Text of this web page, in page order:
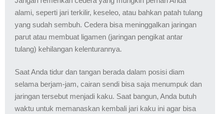
alami, seperti jari terkilir, keseleo, atau bahkan patah tulang
yang sudah sembuh. Cedera bisa meninggalkan jaringan
parut atau membuat ligamen (jaringan pengikat antar
tulang) kehilangan kelenturannya.
Saat Anda tidur dan tangan berada dalam posisi diam
selama berjam-jam, cairan sendi bisa saja menumpuk dan
jaringan tersebut menjadi kaku. Saat bangun, Anda butuh
waktu untuk memanaskan kembali jari kaku ini agar bisa